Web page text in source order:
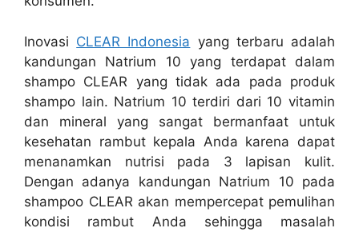
Inovasi CLEAR Indonesia yang terbaru adalah
kandungan Natrium 10 yang terdapat dalam
shampo CLEAR yang tidak ada pada produk
shampo lain. Natrium 10 terdiri dari 10 vitamin
dan mineral yang sangat bermanfaat untuk
kesehatan rambut kepala Anda karena dapat
menanamkan nutrisi pada 3 lapisan kulit.
Dengan adanya kandungan Natrium 10 pada
shampoo CLEAR akan mempercepat pemulihan
kondisi rambut Anda sehingga masalah